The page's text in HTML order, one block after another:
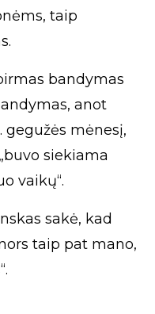
taip
bandymas
anot
gegužės mėnesį,
siekiama
vaikų“.
sakė, kad
taip pat mano,